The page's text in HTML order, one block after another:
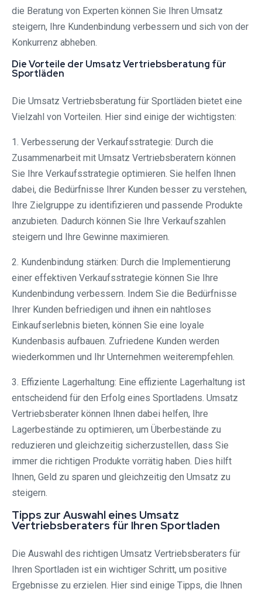
die Beratung von Experten können Sie Ihren Umsatz
steigern, Ihre Kundenbindung verbessern und sich von der
Konkurrenz abheben.
Die Vorteile der Umsatz Vertriebsberatung für
Sportläden
Die Umsatz Vertriebsberatung für Sportläden bietet eine
Vielzahl von Vorteilen. Hier sind einige der wichtigsten:
1. Verbesserung der Verkaufsstrategie: Durch die
Zusammenarbeit mit Umsatz Vertriebsberatern können
Sie Ihre Verkaufsstrategie optimieren. Sie helfen Ihnen
dabei, die Bedürfnisse Ihrer Kunden besser zu verstehen,
Ihre Zielgruppe zu identifizieren und passende Produkte
anzubieten. Dadurch können Sie Ihre Verkaufszahlen
steigern und Ihre Gewinne maximieren.
2. Kundenbindung stärken: Durch die Implementierung
einer effektiven Verkaufsstrategie können Sie Ihre
Kundenbindung verbessern. Indem Sie die Bedürfnisse
Ihrer Kunden befriedigen und ihnen ein nahtloses
Einkaufserlebnis bieten, können Sie eine loyale
Kundenbasis aufbauen. Zufriedene Kunden werden
wiederkommen und Ihr Unternehmen weiterempfehlen.
3. Effiziente Lagerhaltung: Eine effiziente Lagerhaltung ist
entscheidend für den Erfolg eines Sportladens. Umsatz
Vertriebsberater können Ihnen dabei helfen, Ihre
Lagerbestände zu optimieren, um Überbestände zu
reduzieren und gleichzeitig sicherzustellen, dass Sie
immer die richtigen Produkte vorrätig haben. Dies hilft
Ihnen, Geld zu sparen und gleichzeitig den Umsatz zu
steigern.
Tipps zur Auswahl eines Umsatz
Vertriebsberaters für Ihren Sportladen
Die Auswahl des richtigen Umsatz Vertriebsberaters für
Ihren Sportladen ist ein wichtiger Schritt, um positive
Ergebnisse zu erzielen. Hier sind einige Tipps, die Ihnen